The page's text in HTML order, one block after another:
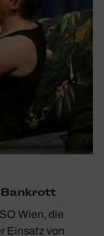
Wien, die
Einsatz von